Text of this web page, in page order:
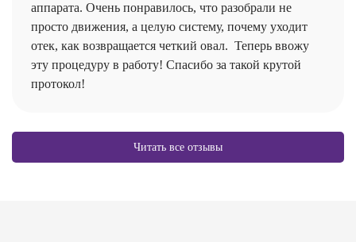
аппарата. Очень понравилось, что разобрали не
просто движения, а целую систему, почему уходит
отек, как возвращается четкий овал. Теперь ввожу
эту процедуру в работу! Спасибо за такой крутой
протокол!
Читать все отзывы